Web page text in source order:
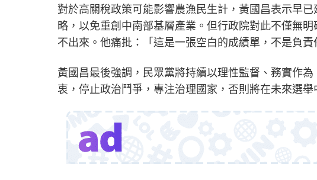
對於高關稅政策可能影響農漁民生計，黃國昌表示早
略，以免重創中南部基層產業。但行政院對此不僅無
不出來。他痛批：「這是一張空白的成績單，不是負責
黃國昌最後強調，民眾黨將持續以理性監督、務實作
衷，停止政治鬥爭，專注治理國家，否則將在未來選舉